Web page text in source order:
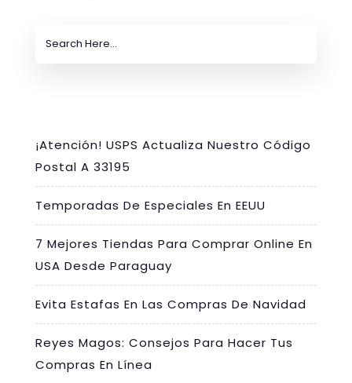
¡Atención! USPS Actualiza Nuestro Código
Postal A 33195
Temporadas De Especiales En EEUU
7 Mejores Tiendas Para Comprar Online En
USA Desde Paraguay
Evita Estafas En Las Compras De Navidad
Reyes Magos: Consejos Para Hacer Tus
Compras En Línea